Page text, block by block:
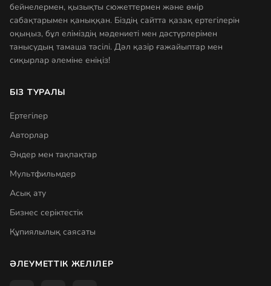
бейнелермен, қызықты сюжеттермен және өмір
сабақтарымен қаныққан. Біздің сайтта қазақ ертегілерін
оқыңыз, бұл еліміздің мәдениеті мен дәстүрлерімен
танысудың тамаша тәсілі. Дәл қазір ғажайыптар мен
сиқырлар әлеміне еніңіз!
БІЗ ТУРАЛЫ
Ертегілер
Авторлар
Әндер мен тақпақтар
Мультфильмдер
Асық ату
Бизнес серіктестік
Құпиялылық саясаты
ӘЛЕУМЕТТІК ЖЕЛІЛЕР